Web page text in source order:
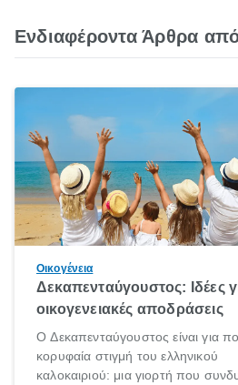
Ενδιαφέροντα Άρθρα
Οικογένεια
Δεκαπενταύγουστος: Ιδέες
οικογενειακές αποδράσεις
Ο Δεκαπενταύγουστος είναι για
κορυφαία στιγμή του ελληνικού
καλοκαιριού: μια γιορτή που